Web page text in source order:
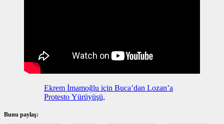
Ekrem İmamoğlu için Buca’dan Lozan’a
Protesto Yürüyüşü,
Bunu paylaş: